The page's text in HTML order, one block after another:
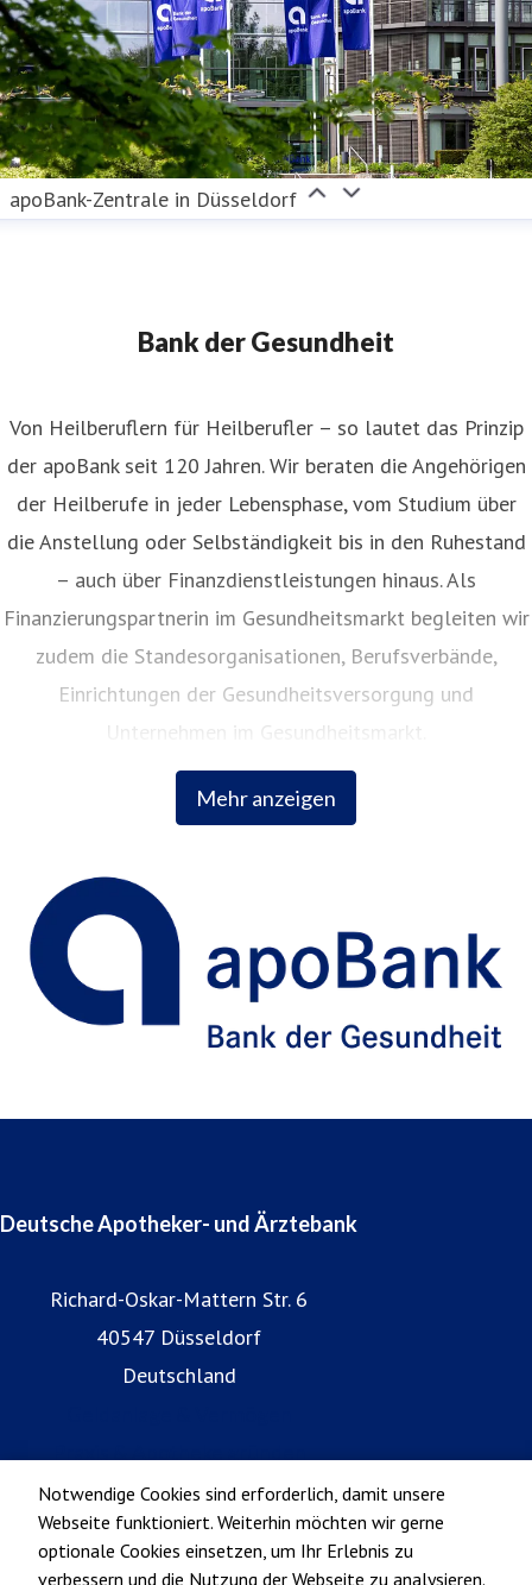
Notwendige Cookies sind erforderlich, damit unsere
Webseite funktioniert. Weiterhin möchten wir gerne
optionale Cookies einsetzen, um Ihr Erlebnis zu
verbessern und die Nutzung der Webseite zu analysieren.
apoBank-Zentrale in Düsseldorf
Bank der Gesundheit
Mehr anzeigen
Von Heilberuflern für Heilberufler – so lautet das Prinzip
der apoBank seit 120 Jahren. Wir beraten die Angehörigen
der Heilberufe in jeder Lebensphase, vom Studium über
die Anstellung oder Selbständigkeit bis in den Ruhestand
– auch über Finanzdienstleistungen hinaus. Als
Finanzierungspartnerin im Gesundheitsmarkt begleiten wir
zudem die Standesorganisationen, Berufsverbände,
Einrichtungen der Gesundheitsversorgung und
Unternehmen im Gesundheitsmarkt.
Deutsche Apotheker- und Ärztebank
Richard-Oskar-Mattern Str. 6
40547 Düsseldorf
Deutschland